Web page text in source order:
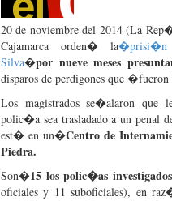
20 de noviembredel 2014 (La
Cajamarca
orden� la�prisi�n
Silva�por nueve meses
disparos de perdigones que �fueron
Los magistrados se�alaron que
polic�a sea trasladadoa un penal
est� en un�Centro de
Piedra.
Son�15 los polic�as investigados
oficiales y 11suboficiales), en